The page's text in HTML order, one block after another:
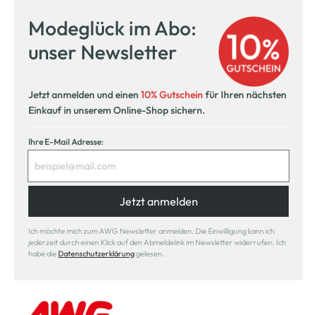
Modeglück im Abo:
unser Newsletter
Jetzt anmelden und einen 10% Gutschein für Ihren nächsten
Einkauf in unserem Online-Shop sichern.
Ihre E-Mail Adresse:
Jetzt anmelden
Ich möchte mich zum AWG Newsletter anmelden. Die Einwilligung kann ich
jederzeit durch einen Klick auf den Abmeldelink im Newsletter widerrufen. Ich
habe die Datenschutzerklärunggelesen.